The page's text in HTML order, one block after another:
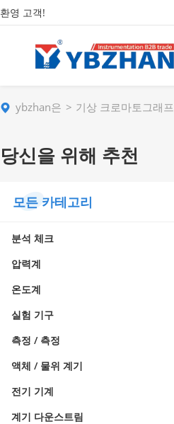
환영 고객!
ybzhan은 기상 크로마토그래프
당신을 위해 추천
모든 카테고리
분석 체크
압력계
온도계
실험 기구
측정 / 측정
액체 / 물위 계기
전기 기계
계기 다운스트림